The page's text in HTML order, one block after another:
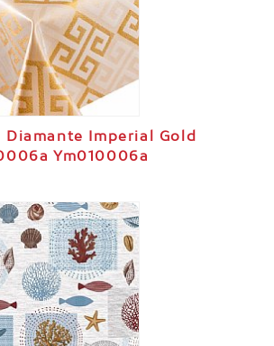
Diamante Imperial Gold
Ym010006a